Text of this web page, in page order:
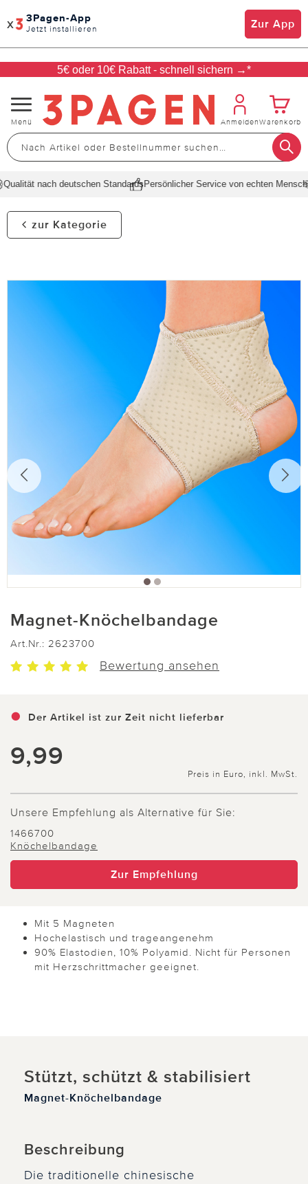
x 3Pagen-App
Jetzt installieren Zur App
5€ oder 10€ Rabatt - schnell sichern →*
Navigation
umschalten
Menü AnmeldenWarenkorb
nach deutschen StandardsPersönlicher Service von echten
zur Kategorie
Magnet-Knöchelbandage
Art.Nr.: 2623700
Bewertung ansehen
Der Artikel ist zur Zeit nicht lieferbar
9,99
Preis in Euro, inkl. MwSt.
Unsere Empfehlung als Alternative für Sie:
1466700
Knöchelbandage
Zur Empfehlung
Mit 5 Magneten
Hochelastisch und trageangenehm
90% Elastodien, 10% Polyamid. Nicht für Personen
mit Herzschrittmacher geeignet.
Stützt, schützt & stabilisiert
Magnet-Knöchelbandage
Beschreibung
Die traditionelle chinesische